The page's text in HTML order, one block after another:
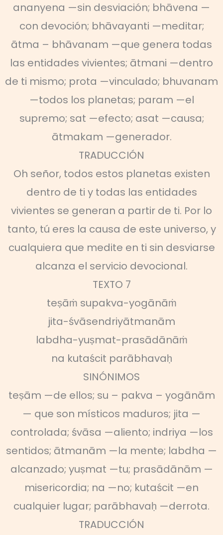
ananyena —sin desviación; bhāvena —
con devoción; bhāvayanti —meditar;
ātma – bhāvanam —que genera todas
las entidades vivientes; ātmani —dentro
de ti mismo; prota —vinculado; bhuvanam
—todos los planetas; param —el
supremo; sat —efecto; asat —causa;
ātmakam —generador.
TRADUCCIÓN
Oh señor, todos estos planetas existen
dentro de ti y todas las entidades
vivientes se generan a partir de ti. Por lo
tanto, tú eres la causa de este universo, y
cualquiera que medite en ti sin desviarse
alcanza el servicio devocional.
TEXTO 7
teṣāṁ supakva-yogānāṁ
jita-śvāsendriyātmanām
labdha-yuṣmat-prasādānāṁ
na kutaścit parābhavaḥ
SINÓNIMOS
teṣām —de ellos; su – pakva – yogānām
— que son místicos maduros; jita —
controlada; śvāsa —aliento; indriya —los
sentidos; ātmanām —la mente; labdha —
alcanzado; yuṣmat —tu; prasādānām —
misericordia; na —no; kutaścit —en
cualquier lugar; parābhavaḥ —derrota.
TRADUCCIÓN